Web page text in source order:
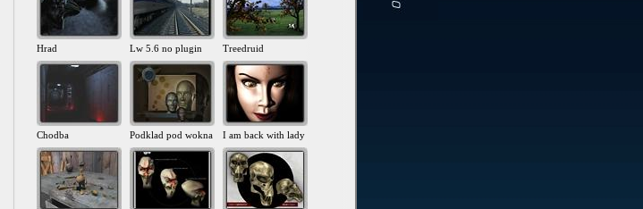
Hrad Lw 5.6 no plugin Treedruid
Chodba Podklad pod wokna I am back with lady